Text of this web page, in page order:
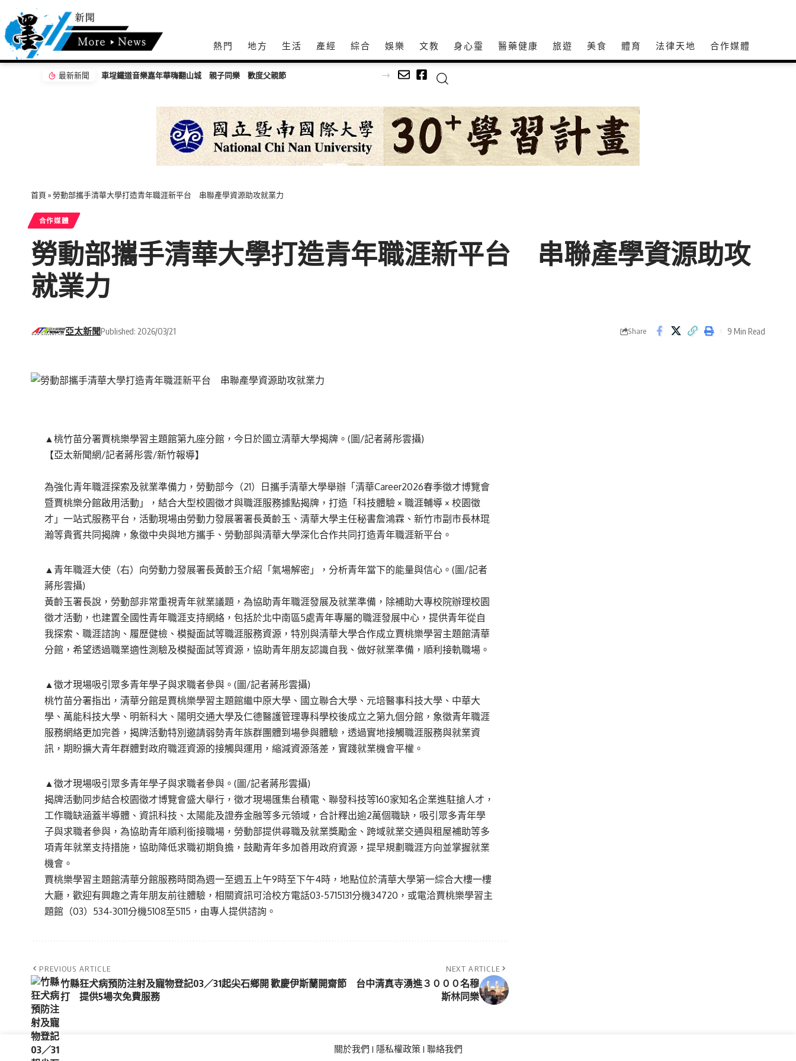
熱門 地方 生活 產經 綜合 娛樂 文教 身心𩆜 醫藥健康 旅遊 美食 體育 法律天地 合作媒體
最新新聞 車埕鐵道音樂嘉年華嗨翻山城 親子同樂 歡度父親節
首頁 »勞動部攜手清華大學打造青年職涯新平台 串聯產學資源助攻就業力
合作媒體
勞動部攜手清華大學打造青年職涯新平台 串聯產學資源助攻
就業力
亞太新聞Published: 2026/03/21 Share 9 Min Read
▲桃竹苗分署賈桃樂學習主題館第九座分館，今日於國立清華大學揭牌。(圖/記者蔣彤雲攝)
【亞太新聞網/記者蔣彤雲/新竹報導】
為強化青年職涯探索及就業準備力，勞動部今（21）日攜手清華大學舉辦「清華Career2026春季徵才博覽會
暨賈桃樂分館啟用活動」，結合大型校園徵才與職涯服務據點揭牌，打造「科技體驗 × 職涯輔導 × 校園徵
才」一站式服務平台，活動現場由勞動力發展署署長黃齡玉、清華大學主任秘書詹鴻霖、新竹市副市長林琨
瀚等貴賓共同揭牌，象徵中央與地方攜手、勞動部與清華大學深化合作共同打造青年職涯新平台。
▲青年職涯大使（右）向勞動力發展署長黃齡玉介紹「氣場解密」，分析青年當下的能量與信心。(圖/記者
蔣彤雲攝)
黃齡玉署長說，勞動部非常重視青年就業議題，為協助青年職涯發展及就業準備，除補助大專校院辦理校園
徵才活動，也建置全國性青年職涯支持網絡，包括於北中南區5處青年專屬的職涯發展中心，提供青年從自
我探索、職涯諮詢、履歷健檢、模擬面試等職涯服務資源，特別與清華大學合作成立賈桃樂學習主題館清華
分館，希望透過職業適性測驗及模擬面試等資源，協助青年朋友認識自我、做好就業準備，順利接軌職場。
▲徵才現場吸引眾多青年學子與求職者參與。(圖/記者蔣彤雲攝)
桃竹苗分署指出，清華分館是賈桃樂學習主題館繼中原大學、國立聯合大學、元培醫事科技大學、中華大
學、萬能科技大學、明新科大、陽明交通大學及仁德醫護管理專科學校後成立之第九個分館，象徵青年職涯
服務網絡更加完善，揭牌活動特別邀請弱勢青年族群團體到場參與體驗，透過實地接觸職涯服務與就業資
訊，期盼擴大青年群體對政府職涯資源的接觸與運用，縮減資源落差，實踐就業機會平權。
▲徵才現場吸引眾多青年學子與求職者參與。(圖/記者蔣彤雲攝)
揭牌活動同步結合校園徵才博覽會盛大舉行，徵才現場匯集台積電、聯發科技等160家知名企業進駐搶人才，
工作職缺涵蓋半導體、資訊科技、太陽能及證券金融等多元領域，合計釋出逾2萬個職缺，吸引眾多青年學
子與求職者參與，為協助青年順利銜接職場，勞動部提供尋職及就業獎勵金、跨域就業交通與租屋補助等多
項青年就業支持措施，協助降低求職初期負擔，鼓勵青年多加善用政府資源，提早規劃職涯方向並掌握就業
機會。
賈桃樂學習主題館清華分館服務時間為週一至週五上午9時至下午4時，地點位於清華大學第一綜合大樓一樓
大廳，歡迎有興趣之青年朋友前往體驗，相關資訊可洽校方電話03-5715131分機34720，或電洽賈桃樂學習主
題館（03）534-3011分機5108至5115，由專人提供諮詢。
PREVIOUS ARTICLE
竹縣狂犬病預防注射及寵物登記03／31起尖石鄉開
打 提供5場次免費服務
NEXT ARTICLE
歡慶伊斯蘭開齋節 台中清真寺湧進３０００名穆
斯林同樂
關於我們 隱私權政策 聯絡我們